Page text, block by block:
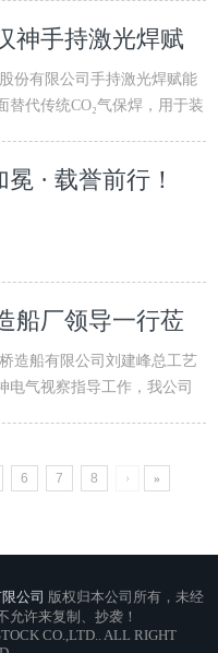
神手持激光焊赋
——引领船舶智造
有限公司手持激光焊赋能
替代传统CO₂气保焊，用于装
· 载誉前行！
船厂领导一行莅
气视察指导工作
船有限公司刘建峰总工艺
电气视察指导工作，我公司
6 7 8 › »
公司 版权归本公司所有，未经
允许来复制、抄袭！
CO.,LTD.. ALL RIGHT